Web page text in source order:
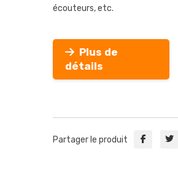
écouteurs, etc.
Plus de
détails
Partager le produit